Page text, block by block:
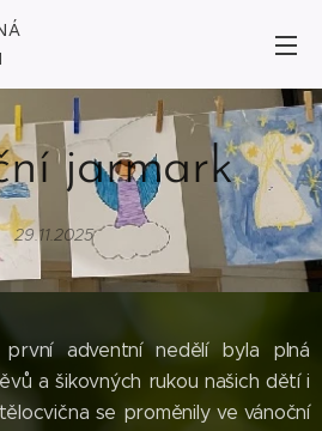
jarmark
29.11.2025
adventní nedělí byla plná
a šikovných rukou našich dětí i
se proměnily ve vánoční